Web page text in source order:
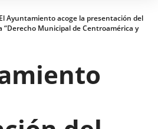
El Ayuntamiento acoge la presentación del
Municipal de Centroamérica y